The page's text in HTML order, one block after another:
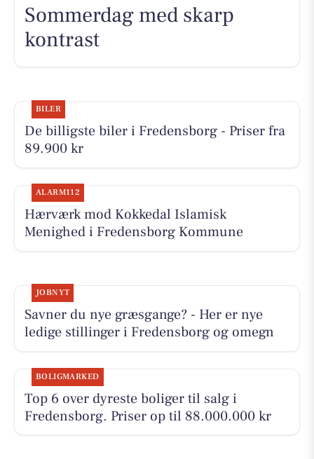
Sommerdag med skarp
kontrast
BILER
De billigste biler i Fredensborg - Priser fra
89.900 kr
ALARM112
Hærværk mod Kokkedal Islamisk
Menighed i Fredensborg Kommune
JOBNYT
Savner du nye græsgange? - Her er nye
ledige stillinger i Fredensborg og omegn
BOLIGMARKED
Top 6 over dyreste boliger til salg i
Fredensborg. Priser op til 88.000.000 kr